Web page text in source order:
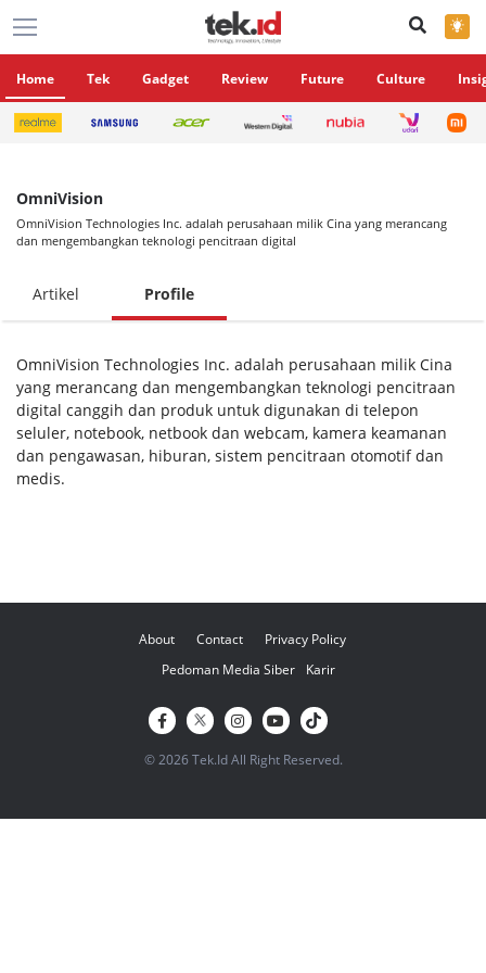
×
Home Tek Gadget Review Future Culture
OmniVision
OmniVision Technologies Inc. adalah perusahaan milik Cina yang merancang
dan mengembangkan teknologi pencitraan digital
Artikel Profile
OmniVision Technologies Inc. adalah perusahaan milik Cina
yang merancang dan mengembangkan teknologi pencitraan
digital canggih dan produk untuk digunakan di telepon
seluler, notebook, netbook dan webcam, kamera keamanan
dan pengawasan, hiburan, sistem pencitraan otomotif dan
medis.
About Contact
Privacy Policy
Pedoman Media Siber
Karir
© 2026 Tek.Id All Right Reserved.